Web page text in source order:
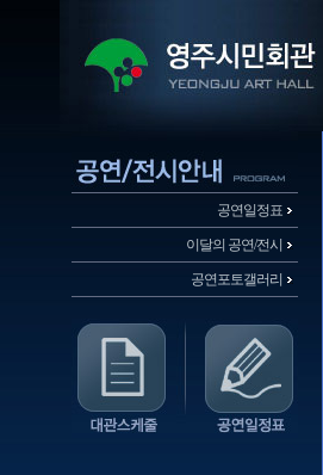
공연일정표
이달의 공연/전시
공연포토갤러리